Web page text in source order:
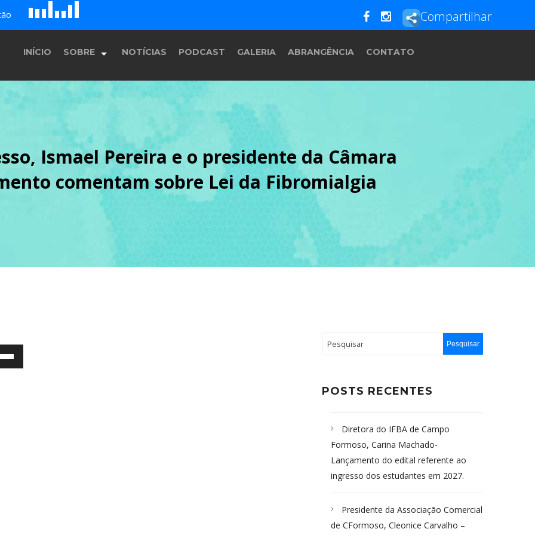
B c
D
E F
H
Compartilhar
INÍCIO SOBRE
História
Equipe
Programação
NOTÍCIAS PODCAST GALERIA ABRANGÊNCIA CONTATO
Ismael Pereira e o presidente da Câmara
comentam sobre Lei da Fibromialgia
POSTS RECENTES
Diretora do IFBA de Campo
Formoso, Carina Machado-
Lançamento do edital referente ao
ingresso dos estudantes em 2027.
Presidente da Associação Comercial
de CFormoso, Cleonice Carvalho –